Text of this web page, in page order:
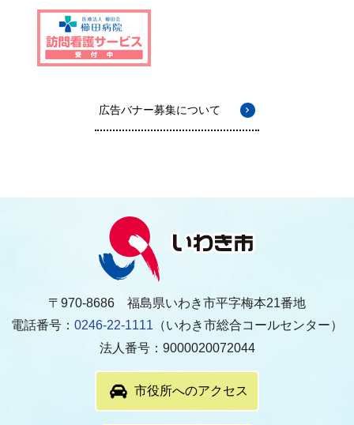
広告バナー募集について
〒970-8686 福島県いわき市平字梅本21番地
電話番号： 0246-22-1111 （いわき市総合コールセンター）
法人番号：9000020072044
市役所へのアクセス